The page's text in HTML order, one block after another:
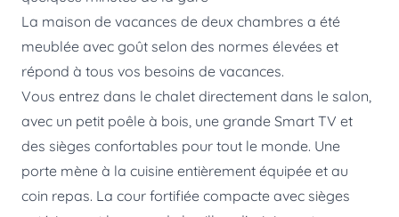
La maison de vacances de deux chambres a été
meublée avec goût selon des normes élevées et
répond à tous vos besoins de vacances.
Vous entrez dans le chalet directement dans le salon,
avec un petit poêle à bois, une grande Smart TV et
des sièges confortables pour tout le monde. Une
porte mène à la cuisine entièrement équipée et au
coin repas. La cour fortifiée compacte avec sièges